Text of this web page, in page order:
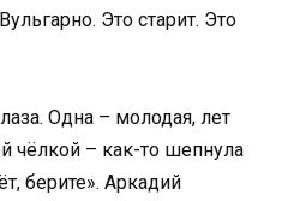
Это старит. Это
Одна – молодая, лет
чёлкой – как-то шепнула
берите». Аркадий